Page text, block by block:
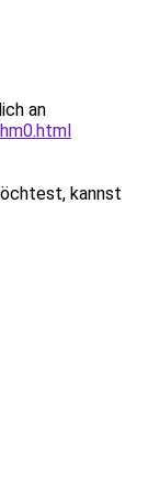
an
kannst